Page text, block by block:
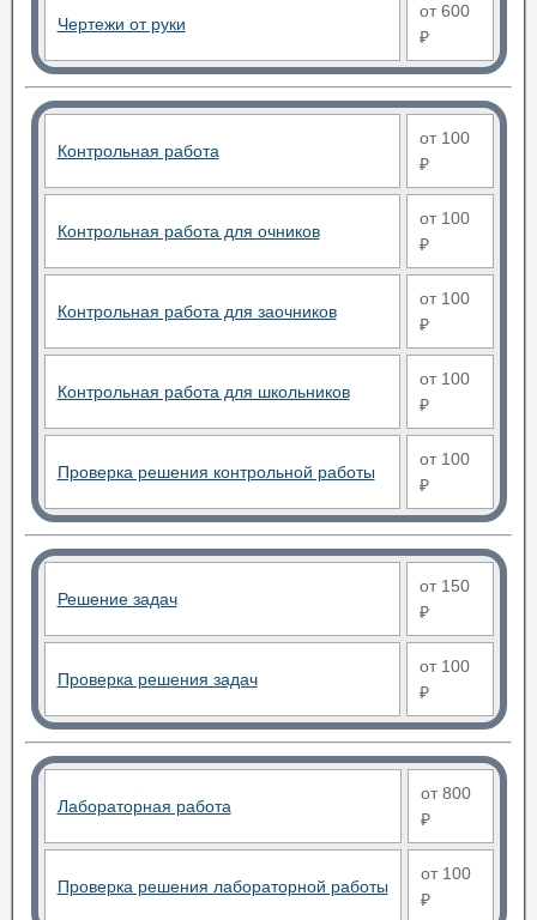
Чертежи от руки
от 600
₽
Контрольная работа
от 100
₽
Контрольная работа для очников
от 100
₽
Контрольная работа для заочников
от 100
₽
Контрольная работа для школьников
от 100
₽
Проверка решения контрольной работы
от 100
₽
Решение задач
от 150
₽
Проверка решения задач
от 100
₽
Лабораторная работа
от 800
₽
Проверка решения лабораторной работы
от 100
₽